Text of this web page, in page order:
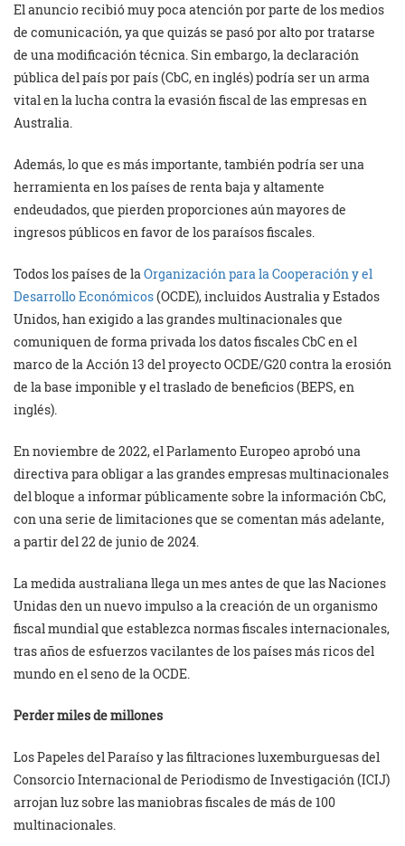
El anuncio recibió muy poca atención por parte de los medios
de comunicación, ya que quizás se pasó por alto por tratarse
de una modificación técnica. Sin embargo, la declaración
pública del país por país (CbC, en inglés) podría ser un arma
vital en la lucha contra la evasión fiscal de las empresas en
Australia.
Además, lo que es más importante, también podría ser una
herramienta en los países de renta baja y altamente
endeudados, que pierden proporciones aún mayores de
ingresos públicos en favor de los paraísos fiscales.
Todos los países de laOrganización para la Cooperación y el
Desarrollo Económicos(OCDE), incluidos Australia y Estados
Unidos, han exigido a las grandes multinacionales que
comuniquen de forma privada los datos fiscales CbC en el
marco de la Acción 13 del proyecto OCDE/G20 contra la erosión
de la base imponible y el traslado de beneficios (BEPS, en
inglés).
En noviembre de 2022, el Parlamento Europeo aprobó una
directiva para obligar a las grandes empresas multinacionales
del bloque a informar públicamente sobre la información CbC,
con una serie de limitaciones que se comentan más adelante,
a partir del 22 de junio de 2024.
La medida australiana llega un mes antes de que las Naciones
Unidas den un nuevo impulso a la creación de un organismo
fiscal mundial que establezca normas fiscales internacionales,
tras años de esfuerzos vacilantes de los países más ricos del
mundo en el seno de la OCDE.
Perder miles de millones
Los Papeles del Paraíso y las filtraciones luxemburguesas del
Consorcio Internacional de Periodismo de Investigación (ICIJ)
arrojan luz sobre las maniobras fiscales de más de 100
multinacionales.